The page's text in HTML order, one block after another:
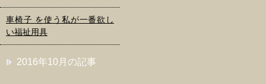
車椅子 を使う私が一番欲し
い福祉用具
2016年10月の記事